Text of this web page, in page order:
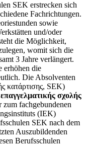
SEK erstrecken sich
Fachrichtungen.
sowie
und/oder
die Möglichkeit,
womit sich die
3 Jahre verlängert.
erhöhen die
Die Absolventen
κατάρτισης, SEK)
σχολής
zum fachgebundenen
(IEK)
SEK nach dem
Auszubildenden
Berufsschulen